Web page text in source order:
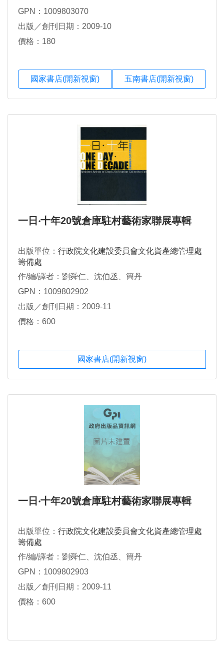
GPN：1009803070
出版／創刊日期：2009-10
價格：180
國家書店(開新視窗) 五南書店(開新視窗)
一日‧十年20號倉庫駐村藝術家聯展專輯
出版單位： 行政院文化建設委員會文化資產總管理處
籌備處
作/編/譯者：劉舜仁、沈伯丞、簡丹
GPN：1009802902
出版／創刊日期：2009-11
價格：600
國家書店(開新視窗)
一日‧十年20號倉庫駐村藝術家聯展專輯
出版單位： 行政院文化建設委員會文化資產總管理處
籌備處
作/編/譯者：劉舜仁、沈伯丞、簡丹
GPN：1009802903
出版／創刊日期：2009-11
價格：600